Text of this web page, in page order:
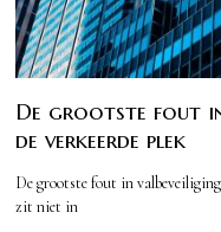
De grootste fout in
de verkeerde plek
De grootste fout in
zit niet in